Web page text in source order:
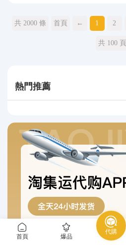
首頁 爆品
代購
共 2000 條 首頁 ← 1 2
共 100 頁
熱門推薦